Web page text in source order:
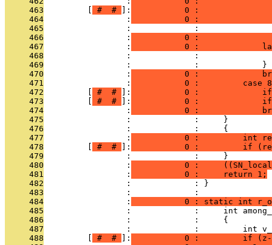
     463
# # ]:
0 :
     464
                 :
0 :
     465
:             :
     466
                 :
0 :
     467
                 :
0 :
     468
:             :
     469
                 :             :             }
     470
                 :
0 :
     471
                 :
0 :         case
     472
# # ]:
0 :
     473
# # ]:
0 :
     474
                 :
0 :
     475
                 :             :     }
     476
                 :             :     {
     477
                 :
0 :         int
     478
# # ]:
0 :         if
     479
                 :             :     }
     480
                 :
0 :
     481
                 :
           0 :     return 1;
     482
                 :             : }
     483
                 :             :
     484
                 :
0 : static int
     485
:             :     int
     486
                 :             :     {
     487
:             :         int
     488
# # ]:
0 :         if